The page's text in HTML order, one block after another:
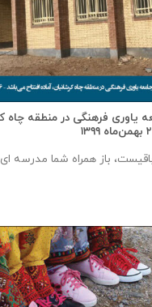
۹۲۱ جامعه ياوری فرهنگی در منطقه
باز همراه شما مدرسه